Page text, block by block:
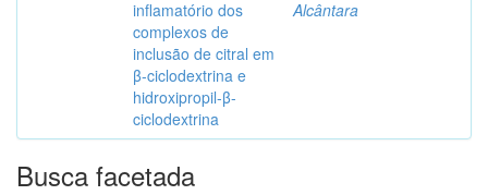
inflamatório dos
complexos de
inclusão de citral em
β-ciclodextrina e
hidroxipropil-β-
ciclodextrina
Alcântara
Busca facetada